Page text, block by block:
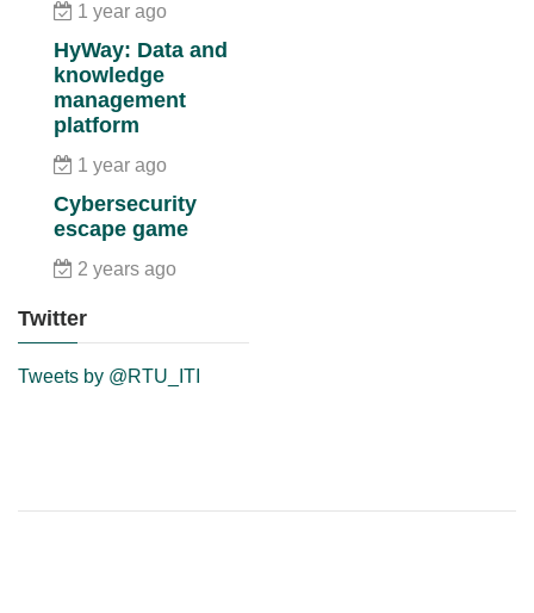
1 year ago
HyWay: Data and
knowledge
management
platform
1 year ago
Cybersecurity
escape game
2 years ago
Twitter
Tweets by @RTU_ITI